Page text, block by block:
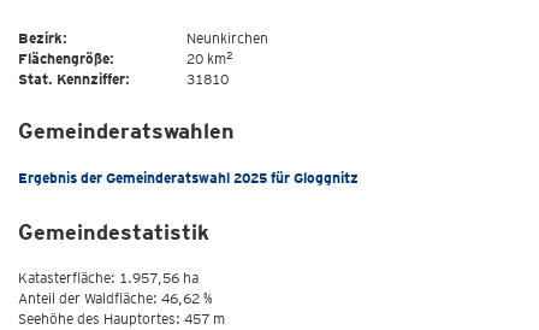
Bezirk:
Neunkirchen
Flächengröße:
20 km2
Stat. Kennziffer: 31810
Gemeinderatswahlen
Ergebnis der Gemeinderatswahl 2025 für Gloggnitz
Gemeindestatistik
Katasterfläche: 1.957,56 ha
Anteil der Waldfläche: 46,62 %
Seehöhe des Hauptortes: 457 m